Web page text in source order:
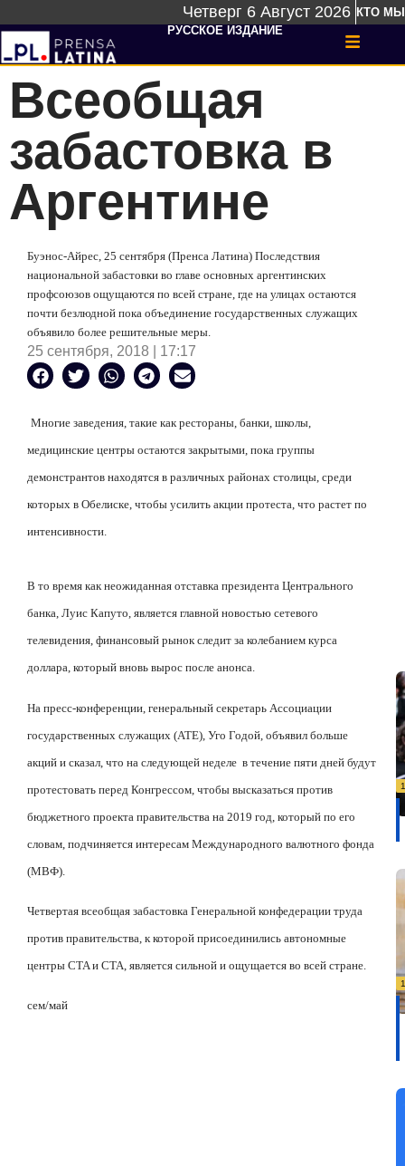
Четверг 6 Август 2026 КТО МЫ
РУССКОЕ ИЗДАНИЕ
Всеобщая
забастовка в
Аргентине
Буэнос-Айрес, 25 сентября (Пренса Латина) Последствия
национальной забастовки во главе основных аргентинских
профсоюзов ощущаются по всей стране, где на улицах остаются
почти безлюдной пока объединение государственных служащих
объявило более решительные меры.
25 сентября, 2018 | 17:17
Многие заведения, такие как рестораны, банки, школы,
медицинские центры остаются закрытыми, пока группы
демонстрантов находятся в различных районах столицы, среди
которых в Обелиске, чтобы усилить акции протеста, что растет по
интенсивности.
В то время как неожиданная отставка президента Центрального
банка, Луис Капуто, является главной новостью сетевого
телевидения, финансовый рынок следит за колебанием курса
доллара, который вновь вырос после анонса.
На пресс-конференции, генеральный секретарь Ассоциации
государственных служащих (ATE), Уго Годой, объявил больше
акций и сказал, что на следующей неделе в течение пяти дней будут
протестовать перед Конгрессом, чтобы высказаться против
бюджетного проекта правительства на 2019 год, который по его
словам, подчиняется интересам Международного валютного фонда
(МВФ).
Четвертая всеобщая забастовка Генеральной конфедерации труда
против правительства, к которой присоединились автономные
центры CTA и CTA, является сильной и ощущается во всей стране.
сем/май